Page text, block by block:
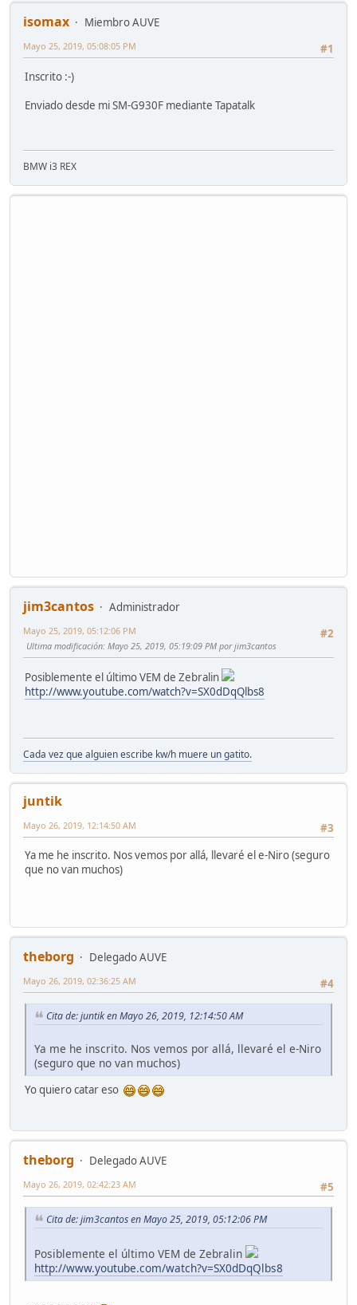
isomax
Miembro AUVE
#1
Mayo 25, 2019, 05:08:05 PM
Inscrito :-)
Enviado desde mi SM-G930F mediante Tapatalk
BMW i3 REX
jim3cantos
Administrador
#2
Mayo 25, 2019, 05:12:06 PM
Ultima modificación: Mayo 25, 2019, 05:19:09 PM por jim3cantos
Posiblemente el último VEM de Zebralin
http://www.youtube.com/watch?v=SX0dDqQlbs8
Cada vez que alguien escribe kw/h muere un gatito.
juntik
#3
Mayo 26, 2019, 12:14:50 AM
Ya me he inscrito. Nos vemos por allá, llevaré el e-Niro (seguro
que no van muchos)
theborg
Delegado AUVE
#4
Mayo 26, 2019, 02:36:25 AM
Cita de: juntik en Mayo 26, 2019, 12:14:50 AM
Ya me he inscrito. Nos vemos por allá, llevaré el e-Niro
(seguro que no van muchos)
Yo quiero catar eso
theborg
Delegado AUVE
#5
Mayo 26, 2019, 02:42:23 AM
Cita de: jim3cantos en Mayo 25, 2019, 05:12:06 PM
Posiblemente el último VEM de Zebralin
http://www.youtube.com/watch?v=SX0dDqQlbs8